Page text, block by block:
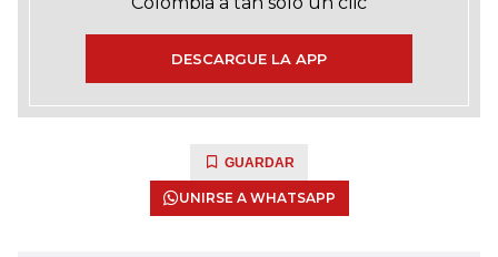
DESCARGUE LA APP
GUARDAR
UNIRSE A WHATSAPP